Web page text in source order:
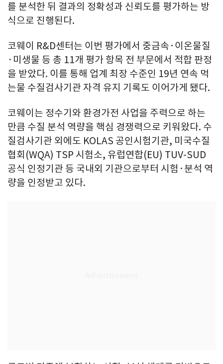
를 분석한 뒤 결과의 정확성과 신뢰도를 평가하는 방
식으로 진행된다.
코웨이 R&D센터는 이번 평가에서 중금속·이온물질
·미생물 등 총 11개 평가 항목 전 부문에서 적합 판정
을 받았다. 이를 통해 업계 최장 수준인 19년 연속 먹
는물 수질검사기관 자격 유지 기록도 이어가게 됐다.
코웨이는 정수기와 환경가전 사업을 주력으로 하는
만큼 수질 분석 역량을 핵심 경쟁력으로 키워왔다. 수
질검사기관 외에도 KOLAS 공인시험기관, 미국수질
협회(WQA) TSP 시험소, 유럽연합(EU) TUV-SUD
공식 인정기관 등 국내외 기관으로부터 시험·분석 역
량을 인정받고 있다.